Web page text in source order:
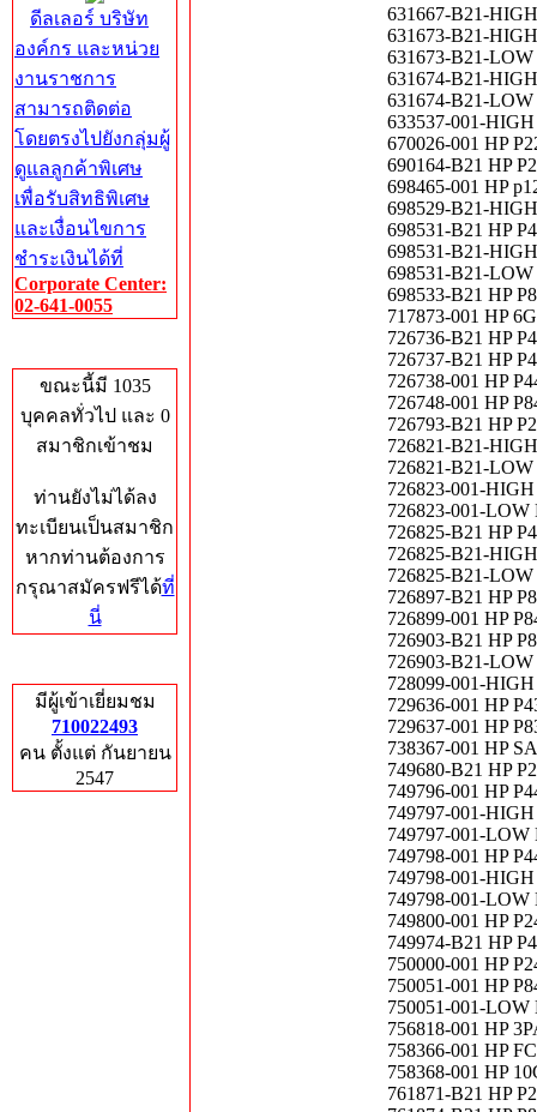
ดีลเลอร์ บริษัท
องค์กร และหน่วย
งานราชการ
สามารถติดต่อ
โดยตรงไปยังกลุ่มผู้
ดูแลลูกค้าพิเศษ
เพื่อรับสิทธิพิเศษ
และเงื่อนไขการ
ชำระเงินได้ที่
Corporate Center:
02-641-0055
ขณะนี้มี 1035
บุคคลทั่วไป และ 0
สมาชิกเข้าชม
ท่านยังไม่ได้ลง
ทะเบียนเป็นสมาชิก
หากท่านต้องการ
กรุณาสมัครฟรีได้ที่
นี่
มีผู้เข้าเยี่ยมชม
710022493
คน ตั้งแต่ กันยายน
2547
631667-B21-
631673-B21-
631673-B21-LOW
631674-B21-
631674-B21-LOW
633537-001-
670026-001 HP
690164-B21 HP
698465-001 HP
698529-B21-
698531-B21 HP
698531-B21-
698531-B21-
698533-B21 HP
717873-001 HP
726736-B21 HP
726737-B21 HP
726738-001 HP
726748-001 HP
726793-B21 HP
726821-B21-
726821-B21-
726823-001-
726823-001-LOW
726825-B21 HP
726825-B21-
726825-B21-LOW
726897-B21 HP
726899-001 HP
726903-B21 HP
726903-B21-LOW
728099-001-
729636-001 HP
729637-001 HP
738367-001 HP
749680-B21 HP
749796-001 HP
749797-001-
749797-001-LOW
749798-001 HP
749798-001-
749798-001-LOW
749800-001 HP
749974-B21 HP
750000-001 HP
750051-001 HP
750051-001-LOW
756818-001 HP
758366-001 HP
758368-001 HP
761871-B21 HP